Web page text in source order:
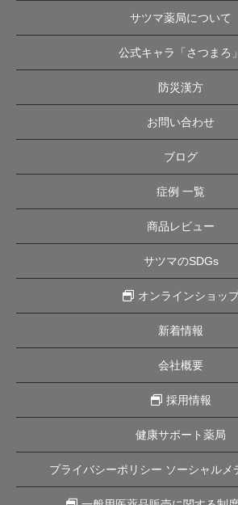
サツマ薬局について
公式キャラ「さつまろ」
防災漢方
お問い合わせ
ブログ
症例 一覧
商品レビュー
サツマのSDGs
オンラインショッ
新着情報
会社概要
採用情報
健康サポート薬局
プライバシーポリシー ソーシャルメ